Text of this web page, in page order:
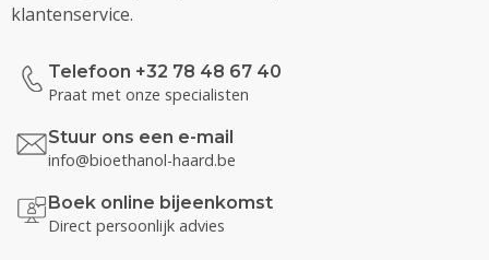
klantenservice.
Telefoon +32 78 48 67 40
Praat met onze specialisten
Stuur ons een e-mail
info@bioethanol-haard.be
Boek online bijeenkomst
Direct persoonlijk advies